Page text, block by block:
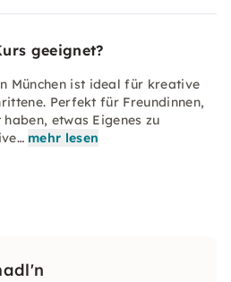
geeignet?
München ist ideal für kreative
Perfekt für Freundinnen,
etwas Eigenes zu
mehr lesen